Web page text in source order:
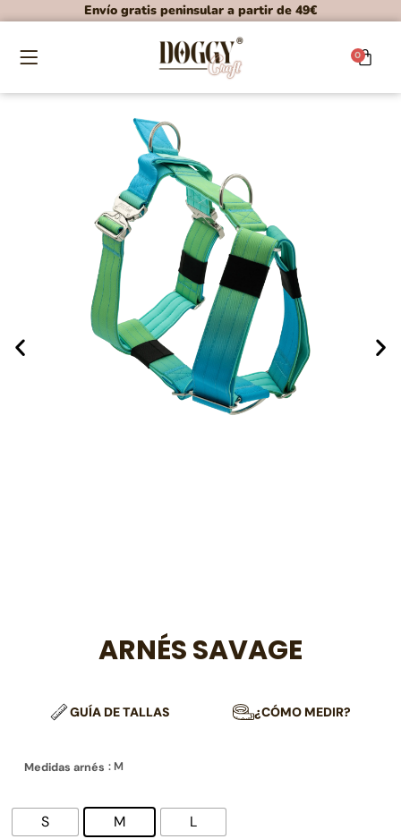
Envío gratis peninsular a partir de 49€
0
ARNÉS SAVAGE
GUÍA DE TALLAS ¿CÓMO MEDIR?
Medidas arnés : M
S M L